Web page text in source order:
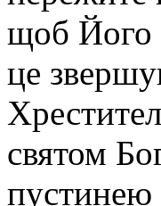
щоб Його
це
святом
пустинею